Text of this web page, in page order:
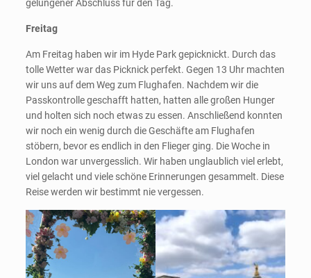
gelungener Abschluss für den Tag.
Freitag
Am Freitag haben wir im Hyde Park gepicknickt. Durch das
tolle Wetter war das Picknick perfekt. Gegen 13 Uhr machten
wir uns auf dem Weg zum Flughafen. Nachdem wir die
Passkontrolle geschafft hatten, hatten alle großen Hunger
und holten sich noch etwas zu essen. Anschließend konnten
wir noch ein wenig durch die Geschäfte am Flughafen
stöbern, bevor es endlich in den Flieger ging. Die Woche in
London war unvergesslich. Wir haben unglaublich viel erlebt,
viel gelacht und viele schöne Erinnerungen gesammelt. Diese
Reise werden wir bestimmt nie vergessen.